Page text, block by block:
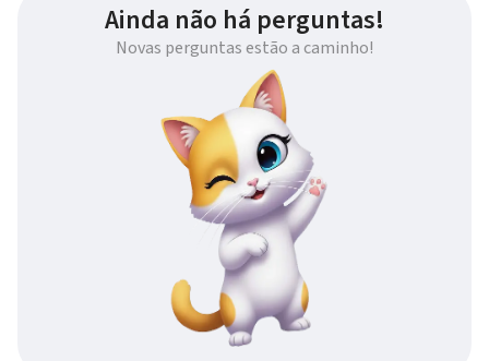
Ainda não há perguntas!
Novas perguntas estão a caminho!